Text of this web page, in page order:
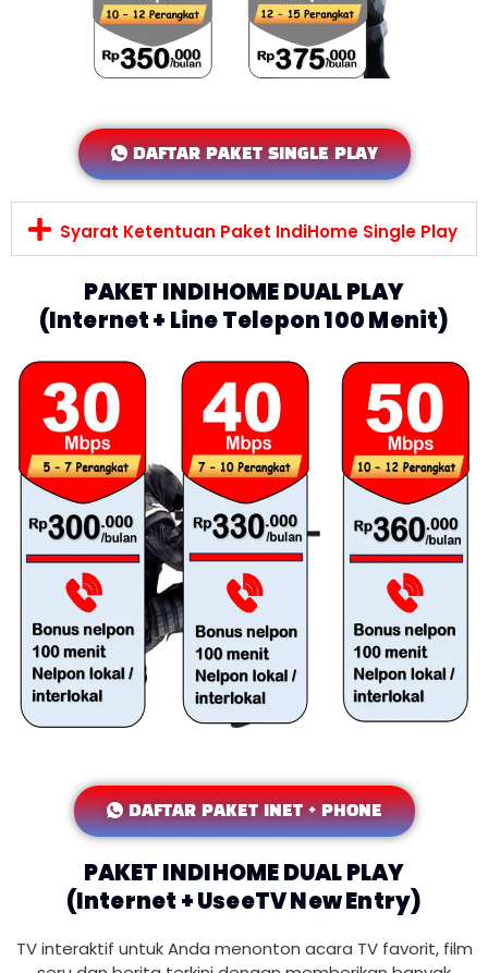
DAFTAR PAKET SINGLE PLAY
Syarat Ketentuan Paket IndiHome Single Play
PAKET INDIHOME DUAL PLAY
(Internet + Line Telepon 100 Menit)
DAFTAR PAKET INET + PHONE
PAKET INDIHOME DUAL PLAY
(Internet + UseeTV New Entry)
TV interaktif untuk Anda menonton acara TV favorit, film